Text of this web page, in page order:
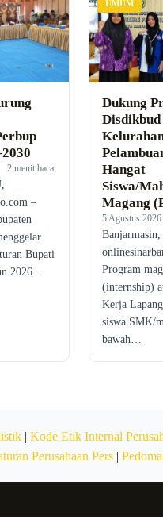
2 menit baca
–
Bupati
2026…
UMUM
Dukung
Hangat
Siswa/
Magang
5 Agustus 2026
Banjarmasin,
Program
(internship)
Kerja
siswa SMK/
bawah…
| Kode Etik Internal
Perusahaan Pers|